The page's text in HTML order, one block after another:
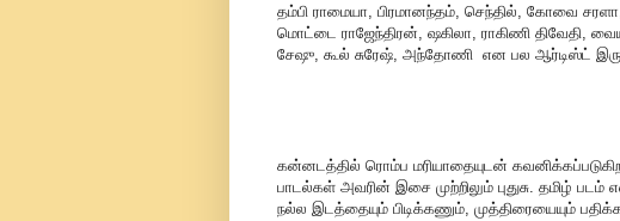
தம்பி ராமையா, பிரமானந்தம், செந்தில், கோவை
மொட்டை ராஜேந்திரன், ஷகிலா, ராகிணி திவேதி,
சேஷு, கூல் சுரேஷ், அந்தோணி என பல ஆர்டிஸ்ட்
கன்னடத்தில் ரொம்ப மரியாதையுடன்
பாடல்கள் அவரின் இசை முற்றிலும் புதுசு. தமிழ்
நல்ல இடத்தையும் பிடிக்கணும், முத்திரையையும்